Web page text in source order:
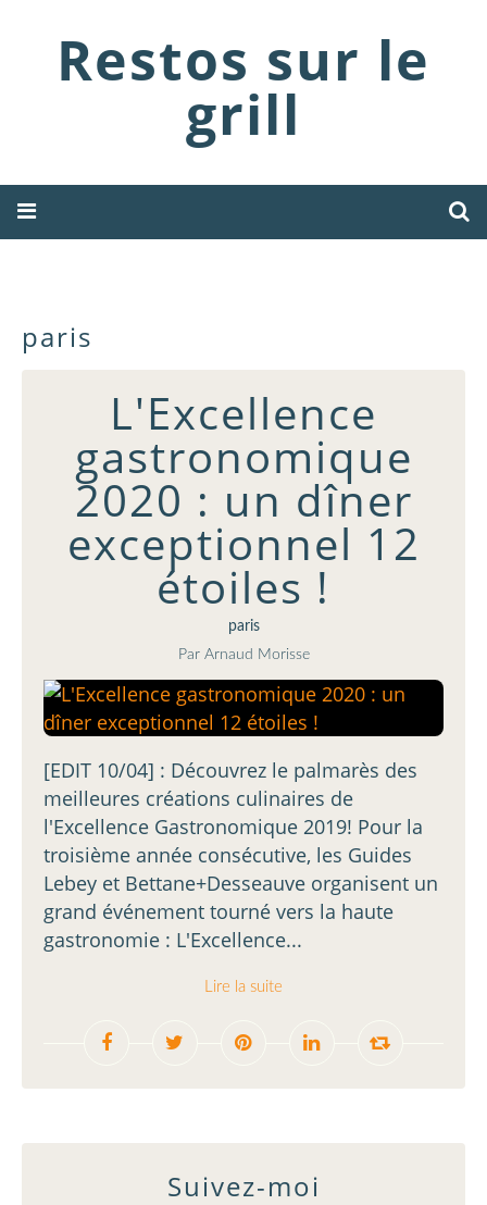
Restos sur le
grill
paris
L'Excellence
gastronomique
2020 : un dîner
exceptionnel 12
étoiles !
paris
Par Arnaud Morisse
[EDIT 10/04] : Découvrez le palmarès des
meilleures créations culinaires de
l'Excellence Gastronomique 2019! Pour la
troisième année consécutive, les Guides
Lebey et Bettane+Desseauve organisent un
grand événement tourné vers la haute
gastronomie : L'Excellence...
Lire la suite
Suivez-moi